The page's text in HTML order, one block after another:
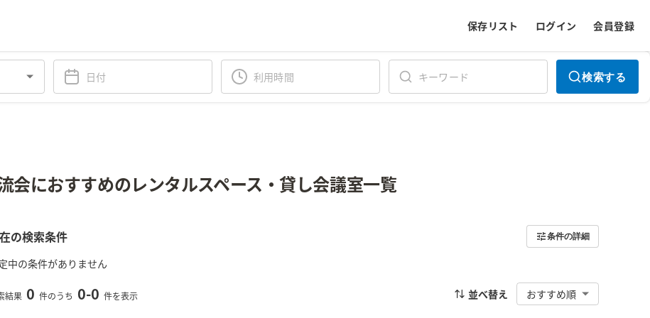
保存リスト ログイン 会員登録
検索する
会におすすめのレンタルスペース・貸し会議室一覧
の検索条件 条件の詳細
中の条件がありません
結果 0 件のうち 0-0 件を表示 並べ替え おすすめ順